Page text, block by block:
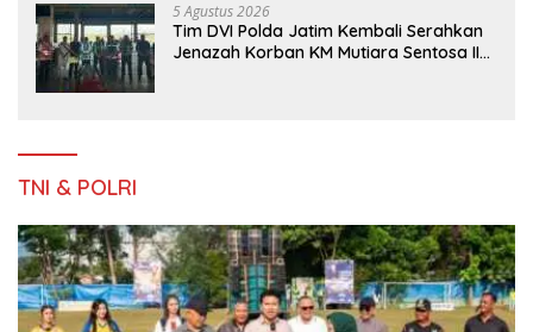
5 Agustus 2026
Tim DVI Polda Jatim Kembali Serahkan
Jenazah Korban KM Mutiara Sentosa II
TNI & POLRI